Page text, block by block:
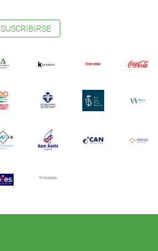
SUSCRIBIRSE